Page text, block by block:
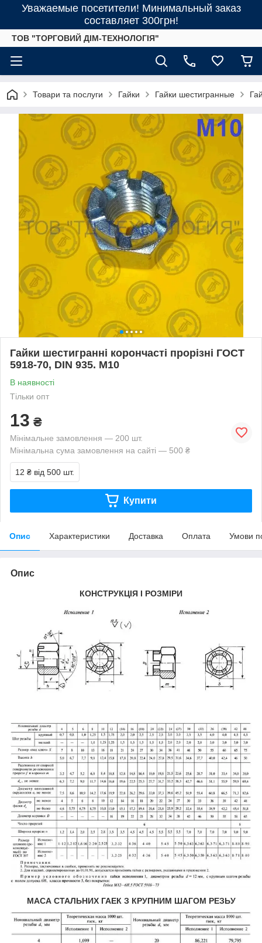
Уважаемые посетители! Минимальный заказ
составляет 300грн!
ТОВ "ТОРГОВИЙ ДІМ-ТЕХНОЛОГІЯ"
Товари та послуги Гайки Гайки шестигранные
Гайки шестигранні корончасті прорізні ГОСТ
5918-70, DIN 935. М10
В наявності
Тільки опт
13 ₴
Мінімальне замовлення — 200 шт.
Мінімальна сума замовлення на сайті — 500 ₴
12 ₴ від 500 шт.
Купити
Опис Характеристики Доставка Оплата Умови
Опис
КОНСТРУКЦІЯ І РОЗМІРИ
МАСА СТАЛЬНИХ ГАЕК З КРУПНИМ ШАГОМ РЕЗЬУ